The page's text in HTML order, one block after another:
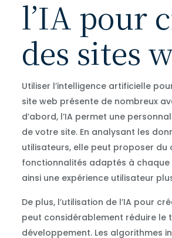
l’IA pour
des sites
Utiliser l’intelligence artificielle
site web présente de nombreux
d’abord, l’IA permet une
de votre site. En analysant les
utilisateurs, elle peut proposer du
fonctionnalités adaptés à
ainsi une expérience utilisateur
De plus, l’utilisation de l’IA pour
peut considérablement réduire le
développement. Les algorithmes